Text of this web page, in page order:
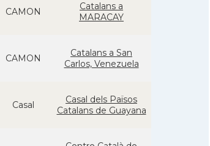
CAMON
Catalans a
MARACAY
CAMON
Catalans a San
Carlos, Venezuela
Casal
Casal dels Països
Catalans de Guayana